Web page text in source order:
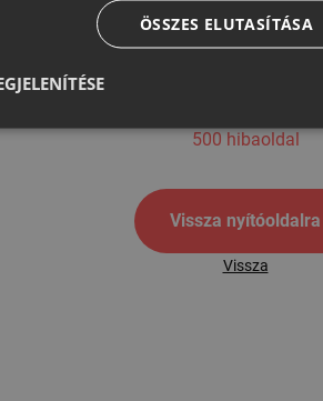
500
500 hibaoldal
Vissza nyítóoldalra
Vissza
ÖSSZES ELUTASÍTÁSA